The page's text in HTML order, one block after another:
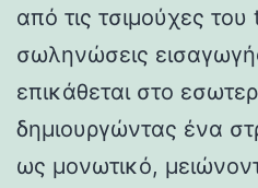
από τις τσιμούχες του
σωληνώσεις
επικάθεται στο
δημιουργώντας ένα
ως μονωτικό,